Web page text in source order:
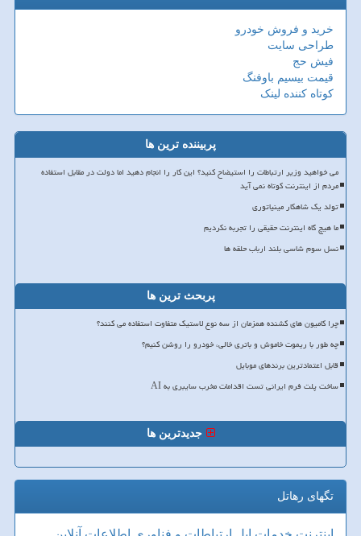
خرید و فروش خودرو
طراحی سایت
فیش حج
قیمت بیسیم باوفنگ
کوتاه کننده لینک
پربیننده ترین ها
می خواهید وزیر ارتباطات را استیضاح کنید؟ این کار را انجام دهید اما دولت در مقابل استفاده
مردم از اینترنت کوتاه نمی آید
تولد یک شاهکار مینیاتوری
ما هیچ گاه اینترنت حقیقی را تجربه نکردیم
نسل سوم شاسی بلند ارباب حلقه ها
پربحث ترین ها
چرا کامیون های کشنده همزمان از سه نوع لاستیک متفاوت استفاده می کنند؟
چه طور با ریموت خاموش و باتری خالی، خودرو را روشن کنیم؟
قابل اعتمادترین برندهای موبایل
ساخت پلت فرم ایرانی تست اقدامات مخرب سایبری به AI
جدیدترین ها
تگهای رهاتل